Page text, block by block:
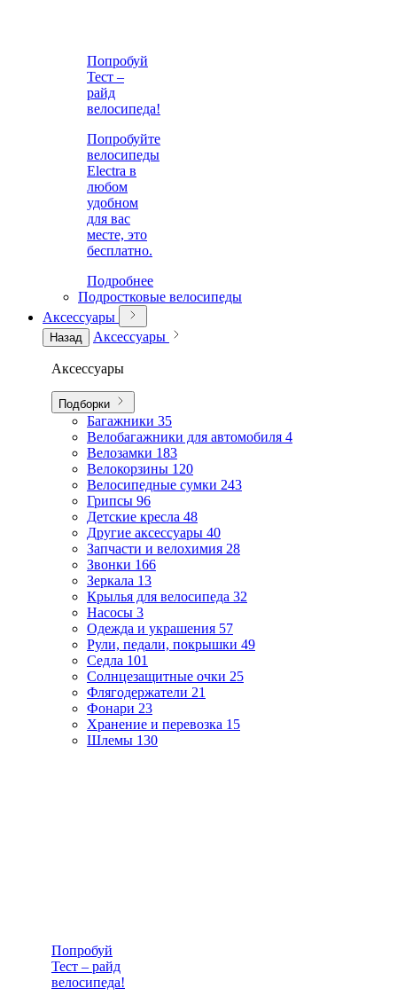
Попробуй
Тест –
райд
велосипеда!
Попробуйте
велосипеды
Electra в
любом
удобном
для вас
месте, это
бесплатно.
Подробнее
Подростковые велосипеды
Аксессуары
Назад Аксессуары
Аксессуары
Подборки
Багажники 35
Велобагажники для автомобиля 4
Велозамки 183
Велокорзины 120
Велосипедные сумки 243
Грипсы 96
Детские кресла 48
Другие аксессуары 40
Запчасти и велохимия 28
Звонки 166
Зеркала 13
Крылья для велосипеда 32
Насосы 3
Одежда и украшения 57
Рули, педали, покрышки 49
Седла 101
Солнцезащитные очки 25
Флягодержатели 21
Фонари 23
Хранение и перевозка 15
Шлемы 130
Попробуй
Тест – райд
велосипеда!